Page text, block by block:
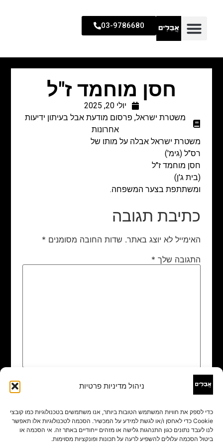
ניהול מדיניות פרטיות
כדי לספק את חוויות המשתמש הטובות ביותר, אנו משתמשים בטכנולוגיות כמו קובצי
Cookie כדי לאחסן ו/או לגשת למידע על המכשיר. הסכמה לטכנולוגיות אלו תאפשר
לנו לעבד נתונים כגון התנהגות גלישה או מזהים ייחודיים באתר זה. אי הסכמה או
ביטול הסכמה עלולים להשפיע לרעה על תכונות ופונקציות מסוימות.
03-9786680
חסן מוחמד ז"ל
יולי 20, 2025
משטרת ישראל, פרסום מודעת אבל בעיתון ידיעות
אחרונות
משטרת ישראל אבלה על מותו של
רס"ל (גימ')
חסן מוחמד ז"ל
(בית ג'ן)
ומשתתפת בצער המשפחה.
כתיבת תגובה
האימייל לא יוצג באתר. שדות החובה מסומנים *
התגובה שלך *
שם
אימייל*